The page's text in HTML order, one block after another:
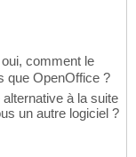
comment le
que OpenOffice ?
à la suite
un autre logiciel ?